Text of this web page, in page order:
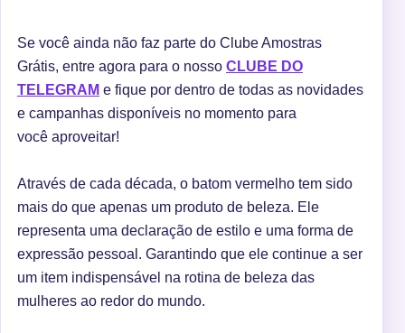
Se você ainda não faz parte do Clube Amostras
Grátis, entre agora para o nosso CLUBE DO
TELEGRAM e fique por dentro de todas as novidades
e campanhas disponíveis no momento para
você aproveitar!
Através de cada década, o batom vermelho tem sido
mais do que apenas um produto de beleza. Ele
representa uma declaração de estilo e uma forma de
expressão pessoal. Garantindo que ele continue a ser
um item indispensável na rotina de beleza das
mulheres ao redor do mundo.